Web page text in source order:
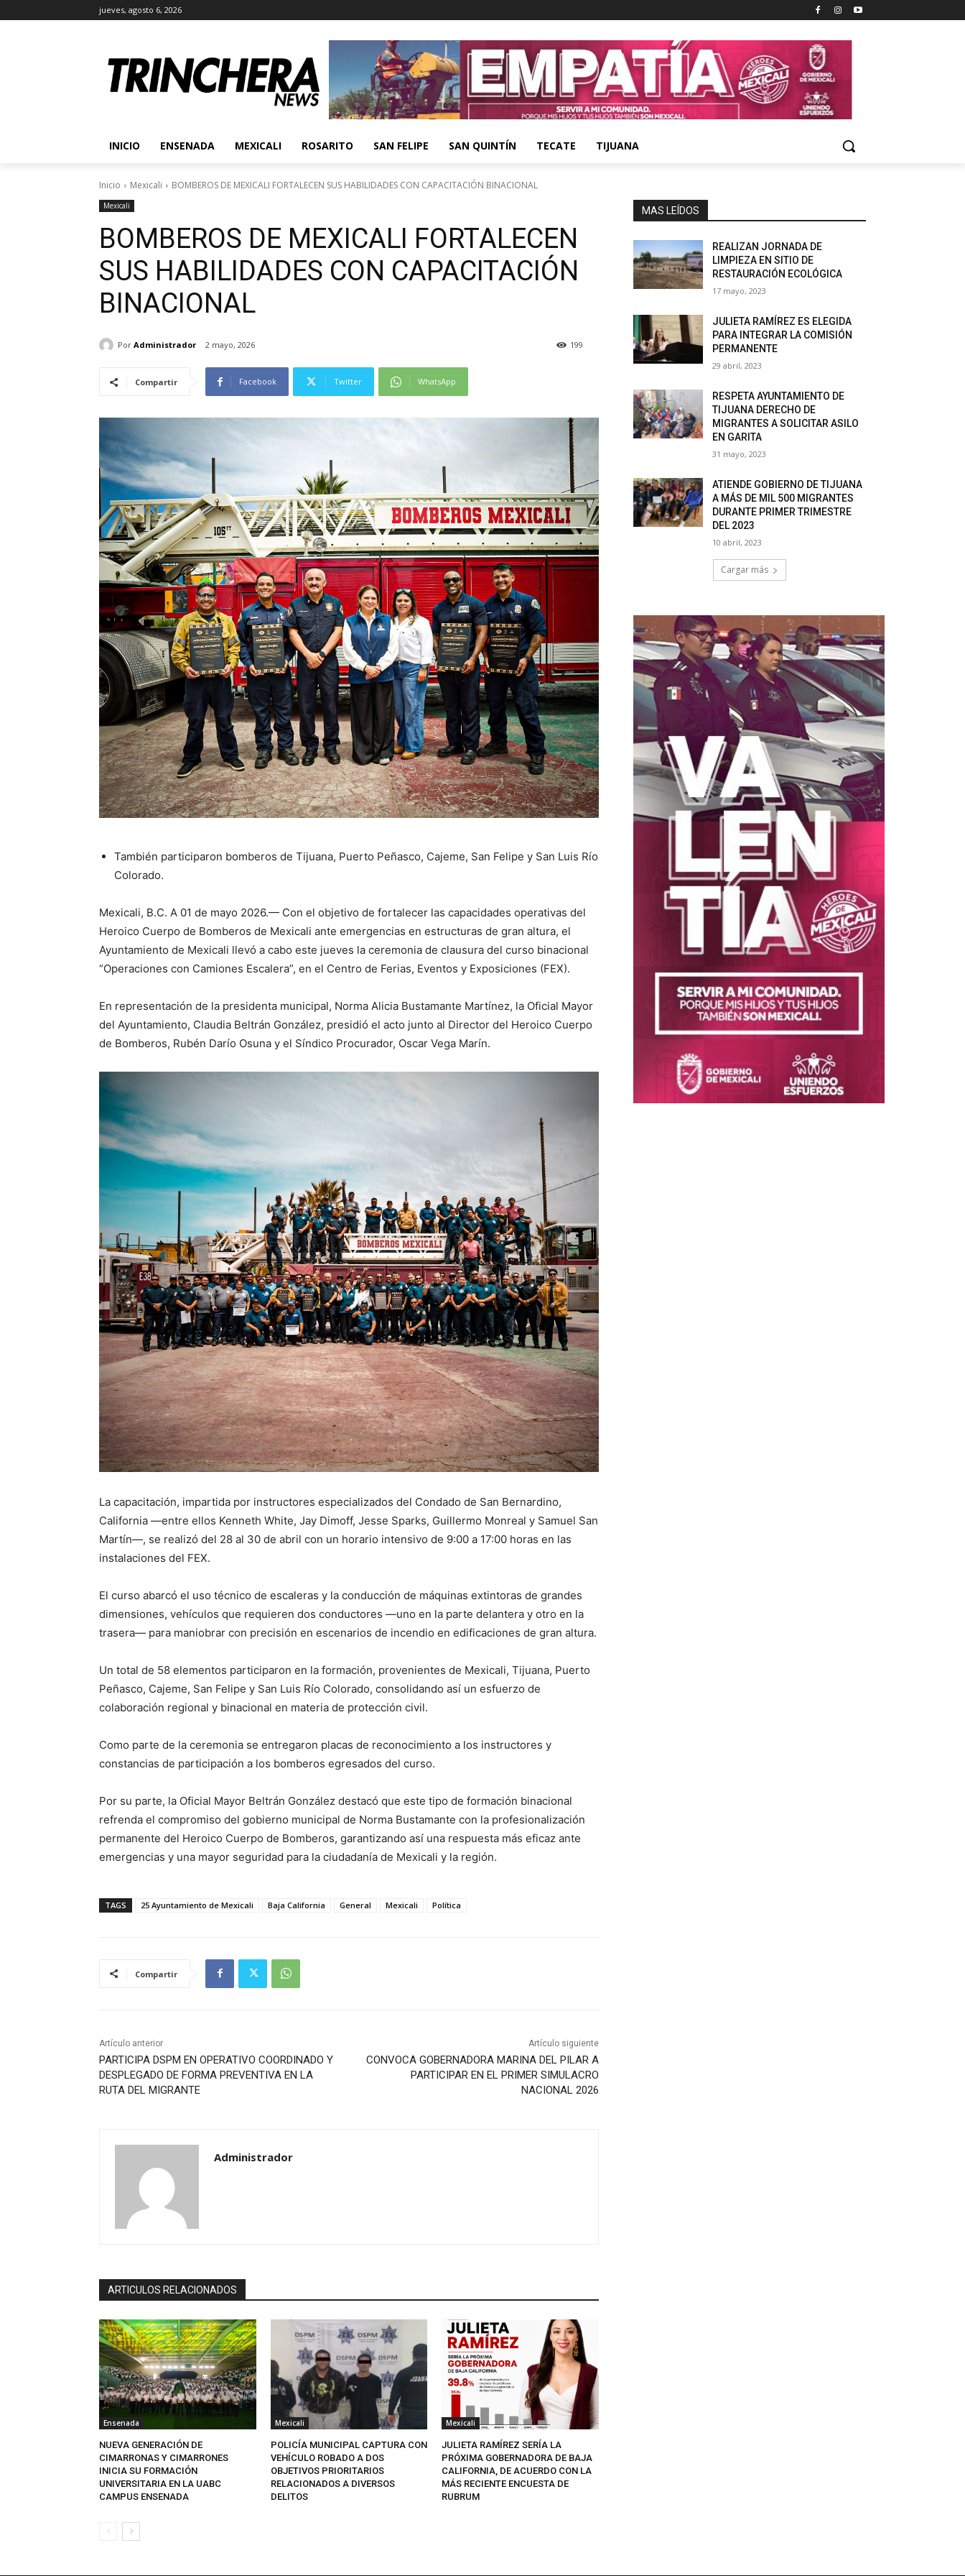
jueves, agosto 6, 2026
INICIO ENSENADA MEXICALI ROSARITO SAN FELIPE SAN QUINTÍN TECATE TIJUANA
Inicio Mexicali BOMBEROS DE MEXICALI FORTALECEN SUS HABILIDADES CON CAPACITACIÓN BINACIONAL
Mexicali
BOMBEROS DE MEXICALI FORTALECEN
SUS HABILIDADES CON CAPACITACIÓN
BINACIONAL
Por Administrador 2 mayo, 2026 199
Compartir Facebook Twitter WhatsApp
También participaron bomberos de Tijuana, Puerto Peñasco, Cajeme, San Felipe y San Luis Río
Colorado.
Mexicali, B.C. A 01 de mayo 2026.— Con el objetivo de fortalecer las capacidades operativas del
Heroico Cuerpo de Bomberos de Mexicali ante emergencias en estructuras de gran altura, el
Ayuntamiento de Mexicali llevó a cabo este jueves la ceremonia de clausura del curso binacional
“Operaciones con Camiones Escalera”, en el Centro de Ferias, Eventos y Exposiciones (FEX).
En representación de la presidenta municipal, Norma Alicia Bustamante Martínez, la Oficial Mayor
del Ayuntamiento, Claudia Beltrán González, presidió el acto junto al Director del Heroico Cuerpo
de Bomberos, Rubén Darío Osuna y el Síndico Procurador, Oscar Vega Marín.
La capacitación, impartida por instructores especializados del Condado de San Bernardino,
California —entre ellos Kenneth White, Jay Dimoff, Jesse Sparks, Guillermo Monreal y Samuel San
Martín—, se realizó del 28 al 30 de abril con un horario intensivo de 9:00 a 17:00 horas en las
instalaciones del FEX.
El curso abarcó el uso técnico de escaleras y la conducción de máquinas extintoras de grandes
dimensiones, vehículos que requieren dos conductores —uno en la parte delantera y otro en la
trasera— para maniobrar con precisión en escenarios de incendio en edificaciones de gran altura.
Un total de 58 elementos participaron en la formación, provenientes de Mexicali, Tijuana, Puerto
Peñasco, Cajeme, San Felipe y San Luis Río Colorado, consolidando así un esfuerzo de
colaboración regional y binacional en materia de protección civil.
Como parte de la ceremonia se entregaron placas de reconocimiento a los instructores y
constancias de participación a los bomberos egresados del curso.
Por su parte, la Oficial Mayor Beltrán González destacó que este tipo de formación binacional
refrenda el compromiso del gobierno municipal de Norma Bustamante con la profesionalización
permanente del Heroico Cuerpo de Bomberos, garantizando así una respuesta más eficaz ante
emergencias y una mayor seguridad para la ciudadanía de Mexicali y la región.
TAGS 25 Ayuntamiento de Mexicali Baja California General Mexicali Política
Compartir
Artículo anterior
PARTICIPA DSPM EN OPERATIVO COORDINADO Y
DESPLEGADO DE FORMA PREVENTIVA EN LA
RUTA DEL MIGRANTE
Artículo siguiente
CONVOCA GOBERNADORA MARINA DEL PILAR A
PARTICIPAR EN EL PRIMER SIMULACRO
NACIONAL 2026
Administrador
ARTICULOS RELACIONADOS
Ensenada
NUEVA GENERACIÓN DE
CIMARRONAS Y CIMARRONES
INICIA SU FORMACIÓN
UNIVERSITARIA EN LA UABC
CAMPUS ENSENADA
Mexicali
POLICÍA MUNICIPAL CAPTURA CON
VEHÍCULO ROBADO A DOS
OBJETIVOS PRIORITARIOS
RELACIONADOS A DIVERSOS
DELITOS
Mexicali
JULIETA RAMÍREZ SERÍA LA
PRÓXIMA GOBERNADORA DE BAJA
CALIFORNIA, DE ACUERDO CON LA
MÁS RECIENTE ENCUESTA DE
RUBRUM
MAS LEÍDOS
REALIZAN JORNADA DE
LIMPIEZA EN SITIO DE
RESTAURACIÓN ECOLÓGICA
17 mayo, 2023
JULIETA RAMÍREZ ES ELEGIDA
PARA INTEGRAR LA COMISIÓN
PERMANENTE
29 abril, 2023
RESPETA AYUNTAMIENTO DE
TIJUANA DERECHO DE
MIGRANTES A SOLICITAR ASILO
EN GARITA
31 mayo, 2023
ATIENDE GOBIERNO DE TIJUANA
A MÁS DE MIL 500 MIGRANTES
DURANTE PRIMER TRIMESTRE
DEL 2023
10 abril, 2023
Cargar más